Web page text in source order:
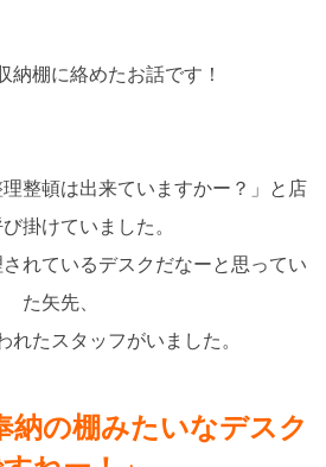
納棚に絡めたお話です！
整頓は出来ていますかー？」と店
掛けていました。
れているデスクだなーと思ってい
た矢先、
れたスタッフがいました。
納の棚みたいなデスク